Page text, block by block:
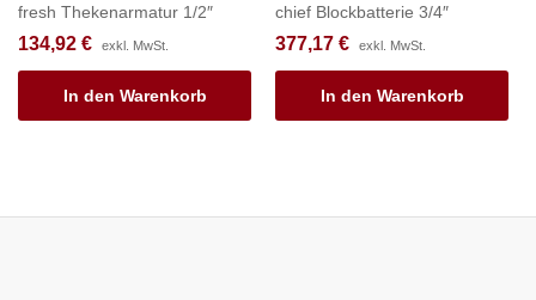
fresh Thekenarmatur 1/2″
134,92 € exkl. MwSt.
In den Warenkorb
chief Blockbatterie 3/4″
377,17 € exkl. MwSt.
In den Warenkorb